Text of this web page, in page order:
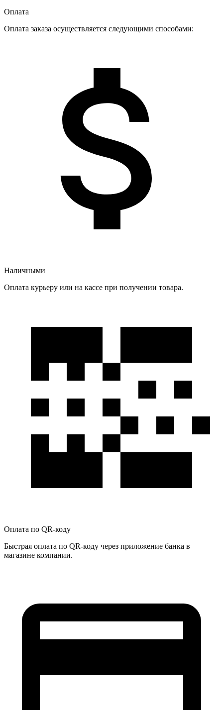
Оплата
Оплата заказа осуществляется следующими способами:
Наличными
Оплата курьеру или на кассе при получении товара.
Оплата по QR-коду
Быстрая оплата по QR-коду через приложение банка в
магазине компании.